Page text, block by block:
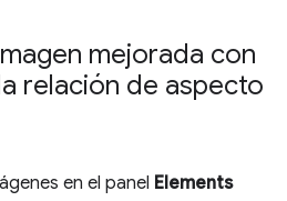
mejorada con
relación de aspecto
en el panel Elements